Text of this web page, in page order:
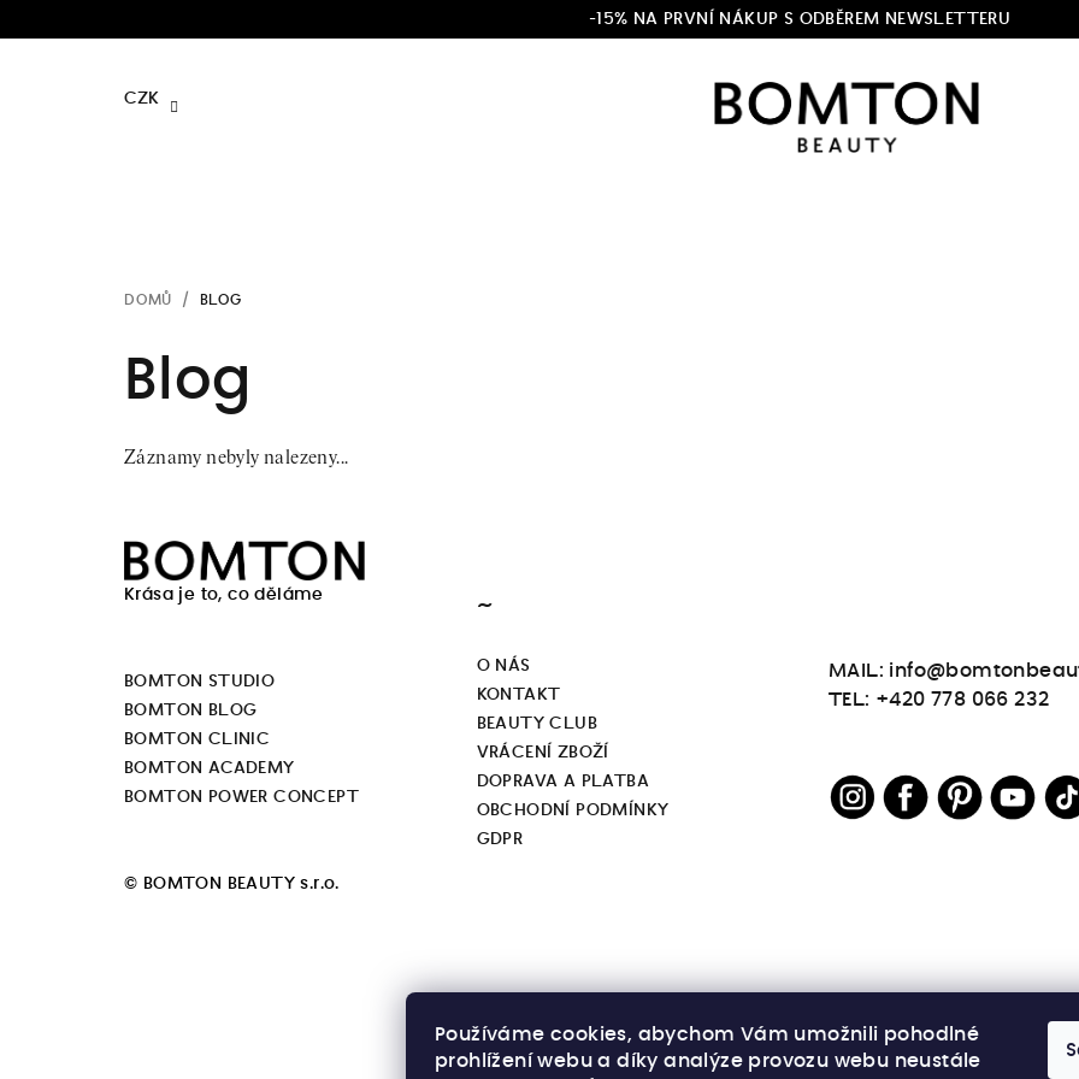
Používáme cookies, abychom Vám umožnili pohodlné
prohlížení webu a díky analýze provozu webu neustále
na
-15% NA PRVNÍ NÁKUP S ODBĚREM NEWSLETTERU
CZK
DOMŮ / BLOG
Blog
Záznamy nebyly nalezeny...
Krása je to, co děláme
BOMTON STUDIO
BOMTON BLOG
BOMTON CLINIC
BOMTON ACADEMY
BOMTON POWER CONCEPT
© BOMTON BEAUTY s.r.o.
~
O NÁS
KONTAKT
BEAUTY CLUB
VRÁCENÍ ZBOŽÍ
DOPRAVA A PLATBA
OBCHODNÍ PODMÍNKY
GDPR
MAIL:
TEL: +420 778 066 232